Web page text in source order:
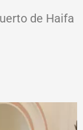
de Haifa